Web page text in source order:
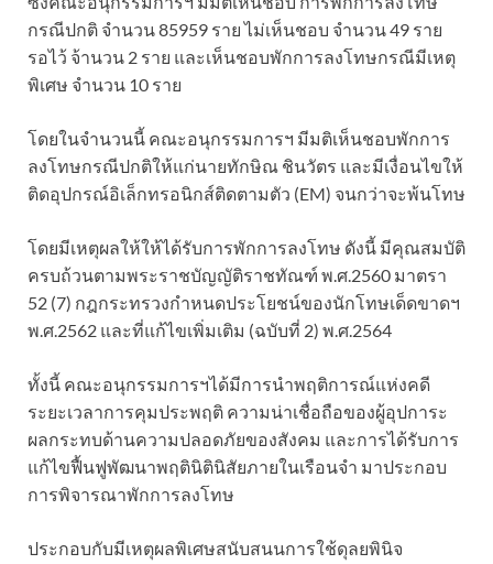
กรณีปกติ จำนวน 85959 ราย ไม่เห็นชอบ จำนวน 49 ราย
รอไว้ จ้านวน 2 ราย และเห็นชอบพักการลงโทษกรณีมีเหตุ
พิเศษ จำนวน 10 ราย
โดยในจำนวนนี้ คณะอนุกรรมการฯ มีมติเห็นชอบพักการ
ลงโทษกรณีปกติให้แก่นายทักษิณ ชินวัตร และมีเงื่อนไขให้
ติดอุปกรณ์อิเล็กทรอนิกส์ติดตามตัว (EM) จนกว่าจะพ้นโทษ
โดยมีเหตุผลให้ให้ได้รับการพักการลงโทษ ดังนี้ มีคุณสมบัติ
ครบถ้วนตามพระราชบัญญัติราชทัณฑ์ พ.ศ.2560 มาตรา
52 (7) กฎกระทรวงกำหนดประโยชน์ของนักโทษเด็ดขาดฯ
พ.ศ.2562 และที่แก้ไขเพิ่มเติม (ฉบับที่ 2) พ.ศ.2564
ทั้งนี้ คณะอนุกรรมการฯได้มีการนำพฤติการณ์แห่งคดี
ระยะเวลาการคุมประพฤติ ความน่าเชื่อถือของผู้อุปการะ
ผลกระทบด้านความปลอดภัยของสังคม และการได้รับการ
แก้ไขฟื้นฟูพัฒนาพฤตินิตินิสัยภายในเรือนจำ มาประกอบ
การพิจารณาพักการลงโทษ
ประกอบกับมีเหตุผลพิเศษสนับสนนการใช้ดุลยพินิจ